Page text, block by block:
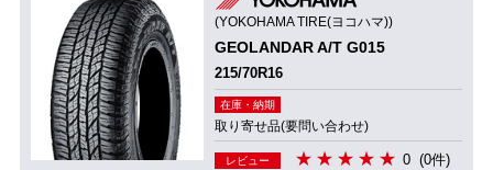
(YOKOHAMA TIRE(ヨコハマ))
GEOLANDAR A/T G015
215/70R16
在庫・納期
取り寄せ品(要問い合わせ)
レビュー 0 (0件)